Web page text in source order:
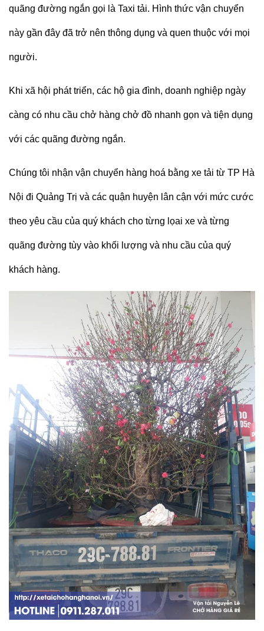
quãng đường ngắn gọi là Taxi tải. Hình thức vận chuyển
này gần đây đã trở nên thông dụng và quen thuộc với mọi
người.
Khi xã hội phát triển, các hộ gia đình, doanh nghiệp ngày
càng có nhu cầu chở hàng chở đồ nhanh gọn và tiện dụng
với các quãng đường ngắn.
Chúng tôi nhận vận chuyển hàng hoá bằng xe tải từ TP Hà
Nội đi Quảng Trị và các quận huyện lân cận với mức cước
theo yêu cầu của quý khách cho từng lọai xe và từng
quãng đường tùy vào khối lượng và nhu cầu của quý
khách hàng.